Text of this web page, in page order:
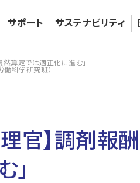
サポート サステナビリティ
算定では適正化に進む」
科学研究班）
理官】調剤
」